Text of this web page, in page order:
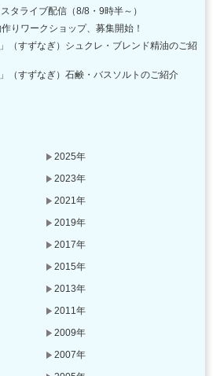
タライブ配信（8/8・9時半～）
作りワークショップ、募集開始！
（すずなぎ）シュクレ・ブレンド精油のご紹
」（すずなぎ）石鹸・バスソルトのご紹介
2025年
2023年
2021年
2019年
2017年
2015年
2013年
2011年
2009年
2007年